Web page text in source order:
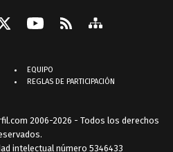
EQUIPO
REGLAS DE PARTICIPACIÓN
2006-2026 - Todos los derechos
intelectual número 5346433